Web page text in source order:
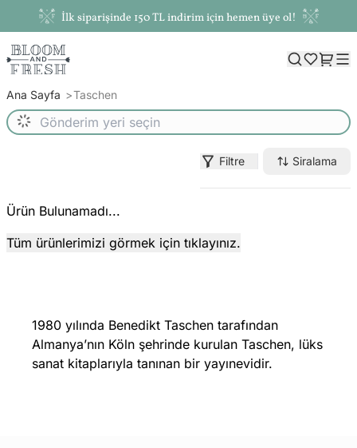
İlk siparişinde 150 TL indirim için hemen üye ol!
Ana Sayfa Taschen
Filtre Siralama
Ürün Bulunamadı...
Tüm ürünlerimizi görmek için tıklayınız.
1980 yılında Benedikt Taschen tarafından
Almanya’nın Köln şehrinde kurulan Taschen, lüks
sanat kitaplarıyla tanınan bir yayınevidir.